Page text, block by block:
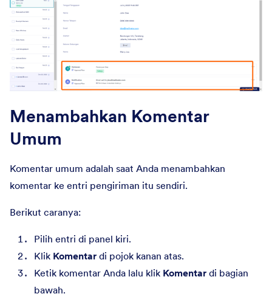
Menambahkan Komentar
Umum
Komentar umum adalah saat Anda menambahkan
komentar ke entri pengiriman itu sendiri.
Berikut caranya:
Pilih entri di panel kiri.
Klik Komentar di pojok kanan atas.
Ketik komentar Anda lalu klik Komentar di bagian
bawah.